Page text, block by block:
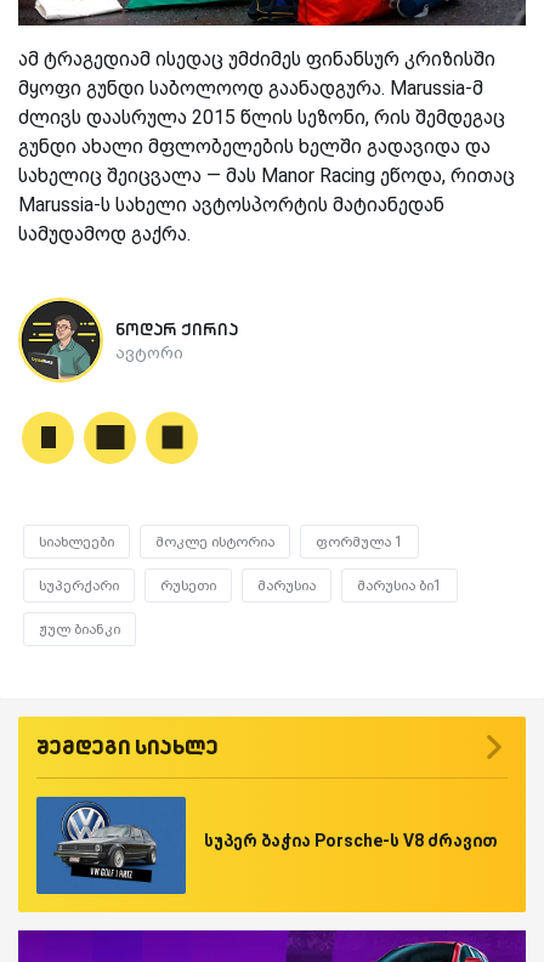
ამ ტრაგედიამ ისედაც უმძიმეს ფინანსურ კრიზისში
მყოფი გუნდი საბოლოოდ გაანადგურა. Marussia-მ
ძლივს დაასრულა 2015 წლის სეზონი, რის შემდეგაც
გუნდი ახალი მფლობელების ხელში გადავიდა და
სახელიც შეიცვალა — მას Manor Racing ეწოდა, რითაც
Marussia-ს სახელი ავტოსპორტის მატიანედან
სამუდამოდ გაქრა.
ნოდარ ქირია
ავტორი
სიახლეები მოკლე ისტორია ფორმულა 1
სუპერქარი რუსეთი მარუსია მარუსია ბი1
ჟულ ბიანკი
შემდეგი სიახლე
სუპერ ბაჭია Porsche-ს V8 ძრავით